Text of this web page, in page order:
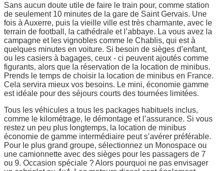
Sans aucun doute utile de faire le train pour, comme station
de seulement 10 minutes de la gare de Saint Gervais. Une
fois à Auxerre, puis la vieille ville est très charmante, avec le
terrain de football, la cathédrale et l’abbaye. La vous avez la
campagne et les vignobles comme le Chablis, qui est à
quelques minutes en voiture. Si besoin de sièges d’enfant,
ou les casiers à bagages, ceux - ci peuvent ajoutés comme
figurants, alors que la réservation de la location de minibus.
Prends le temps de choisir la location de minibus en France.
Cela servira mieux vos besoins. Le mini, économie gamme
est idéale pour des séjours courts des tournées limitées.
Tous les véhicules a tous les packages habituels inclus,
comme le kilométrage, le démontage et l’assurance. Si vous
restez un peu plus longtemps, la location de minibus
économie de gamme intermédiaire peut s’avérer préférable.
Pour le plus grand groupe, sélectionnez un Monospace ou
une camionnette avec des sièges pour les passagers de 7
ou 9. Occasion spéciale ? Alors pourquoi ne pas envisager